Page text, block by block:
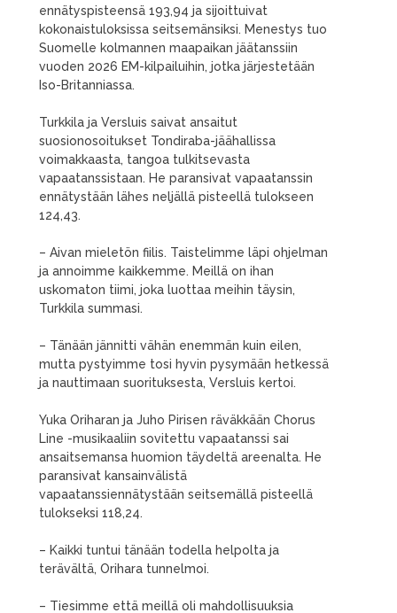
ennätyspisteensä 193,94 ja sijoittuivat
kokonaistuloksissa seitsemänsiksi. Menestys tuo
Suomelle kolmannen maapaikan jäätanssiin
vuoden 2026 EM-kilpailuihin, jotka järjestetään
Iso-Britanniassa.
Turkkila ja Versluis saivat ansaitut
suosionosoitukset Tondiraba-jäähallissa
voimakkaasta, tangoa tulkitsevasta
vapaatanssistaan. He paransivat vapaatanssin
ennätystään lähes neljällä pisteellä tulokseen
124,43.
– Aivan mieletön fiilis. Taistelimme läpi ohjelman
ja annoimme kaikkemme. Meillä on ihan
uskomaton tiimi, joka luottaa meihin täysin,
Turkkila summasi.
– Tänään jännitti vähän enemmän kuin eilen,
mutta pystyimme tosi hyvin pysymään hetkessä
ja nauttimaan suorituksesta, Versluis kertoi.
Yuka Oriharan ja Juho Pirisen räväkkään Chorus
Line -musikaaliin sovitettu vapaatanssi sai
ansaitsemansa huomion täydeltä areenalta. He
paransivat kansainvälistä
vapaatanssiennätystään seitsemällä pisteellä
tulokseksi 118,24.
– Kaikki tuntui tänään todella helpolta ja
terävältä, Orihara tunnelmoi.
– Tiesimme että meillä oli mahdollisuuksia